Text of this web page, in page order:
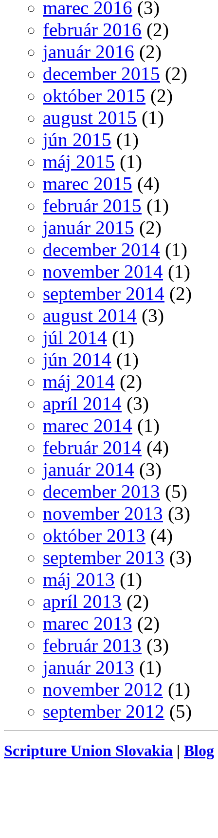
marec 2016 (3)
február 2016 (2)
január 2016 (2)
december 2015 (2)
október 2015 (2)
august 2015 (1)
jún 2015 (1)
máj 2015 (1)
marec 2015 (4)
február 2015 (1)
január 2015 (2)
december 2014 (1)
november 2014 (1)
september 2014 (2)
august 2014 (3)
júl 2014 (1)
jún 2014 (1)
máj 2014 (2)
apríl 2014 (3)
marec 2014 (1)
február 2014 (4)
január 2014 (3)
december 2013 (5)
november 2013 (3)
október 2013 (4)
september 2013 (3)
máj 2013 (1)
apríl 2013 (2)
marec 2013 (2)
február 2013 (3)
január 2013 (1)
november 2012 (1)
september 2012 (5)
Scripture Union Slovakia | Blog